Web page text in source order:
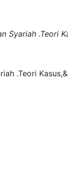
Syariah .Teori
.Teori